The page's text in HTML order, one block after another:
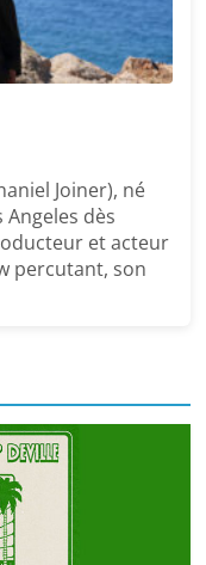
Joiner), né
dès
et acteur
percutant, son